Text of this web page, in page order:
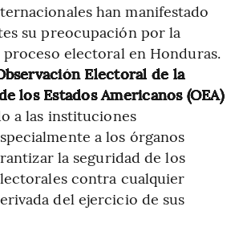
han manifestado
su preocupación por la
electoral en Honduras.
Electoral de la
los Estados Americanos (OEA)
a las instituciones
a los órganos
la seguridad de los
contra cualquier
del ejercicio de sus